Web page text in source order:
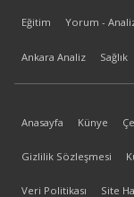
Eğitim Yorum -
Ankara Analiz Sağlık
Anasayfa Künye
Gizlilik Sözleşmesi
Veri Politikası Site